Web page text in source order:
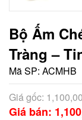
Bộ Ấm
Tràng –
Mã SP: ACMHB
Giá gốc:
Giá bán: